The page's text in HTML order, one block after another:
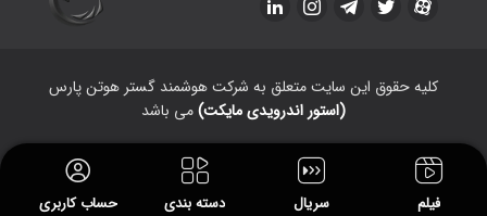
فیلم سریال دسته بندی حساب کاربری
کلیه حقوق این سایت متعلق به شرکت هوشمند گستر هوتن پارس
(استور اندرویدی مایکت)می باشد